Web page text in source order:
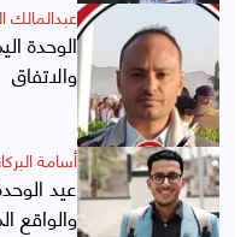
عبدالمالك
الوحدة
والاتفاق
أسامة
عيد
والواقع